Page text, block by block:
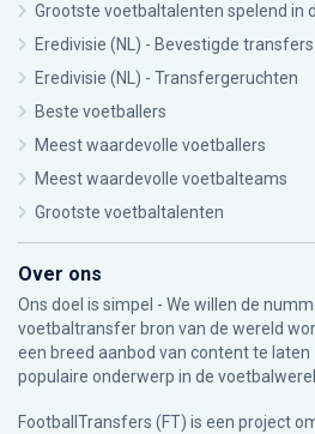
Grootste voetbaltalenten spelend in
Eredivisie (NL) - Bevestigde transfers
Eredivisie (NL) - Transfergeruchten
Beste voetballers
Meest waardevolle voetballers
Meest waardevolle voetbalteams
Grootste voetbaltalenten
Over ons
Ons doel is simpel - We willen de
voetbaltransfer bron van de wereld
een breed aanbod van content te
populaire onderwerp in de
FootballTransfers (FT) is een project